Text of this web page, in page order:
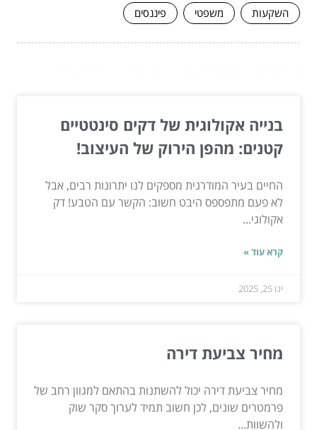
השקעות משפטי פיננסים
בנייה אקולוגית של דקים סינטטיים
קטנים: מהפן הירוק של העיצוב!
החיים בעיר המודרנית מספקים לנו יתרונות רבים, אבל
לא פעם מתפספס היבט חשוב: הקשר עם הטבע! דק
אקולוגי...
קרא עוד »
ינו 25, 2025
מחיר צביעת דירה
מחיר צביעת דירה יכול להשתנות בהתאם למגוון רחב של
פרמטרים שונים, לכן חשוב תמיד לערוך סקר שוק
ולהשוות...